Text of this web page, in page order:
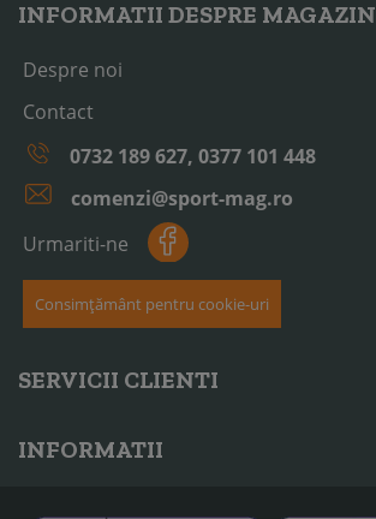
INFORMATII DESPRE MAGAZIN
Despre noi
Contact
0732 189 627, 0377 101 448
comenzi@sport-mag.ro
Urmariti-ne
Consimțământ pentru cookie-uri
SERVICII CLIENTI
INFORMATII